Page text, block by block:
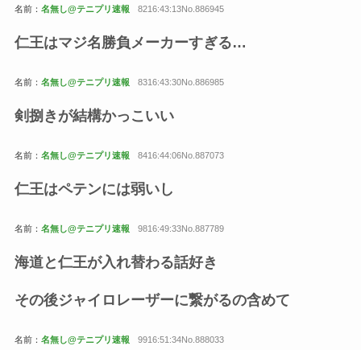
名前： 名無し@テニプリ速報 8216:43:13No.886945
仁王はマジ名勝負メーカーすぎる…
名前： 名無し@テニプリ速報 8316:43:30No.886985
剣捌きが結構かっこいい
名前： 名無し@テニプリ速報 8416:44:06No.887073
仁王はペテンには弱いし
名前： 名無し@テニプリ速報 9816:49:33No.887789
海道と仁王が入れ替わる話好き
その後ジャイロレーザーに繋がるの含めて
名前： 名無し@テニプリ速報 9916:51:34No.888033